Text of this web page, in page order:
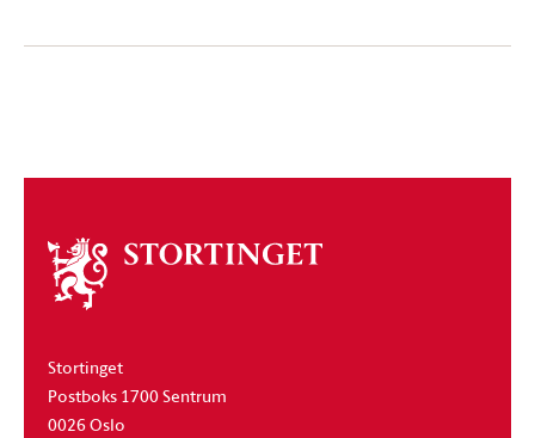
Om
stortinget
Stortinget
Postboks 1700 Sentrum
0026 Oslo